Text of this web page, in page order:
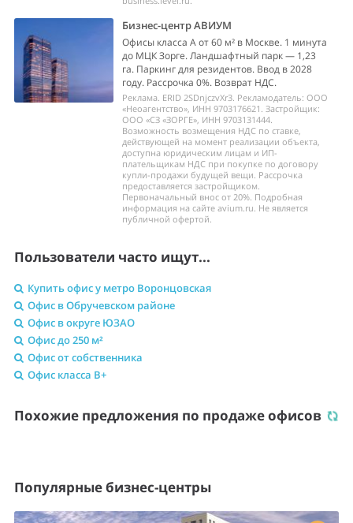
Бизнес-центр АВИУМ
Офисы класса А от 60 м² в Москве. 1 минута
до МЦК Зорге. Ландшафтный парк — 1,23
га. Паркинг для резидентов. Ввод в 2028
году. Рассрочка 0%. Возврат НДС.
Реклама. ERID 2SDnjczvXr3. Рекламодатель: ООО
«Неоагентство», ИНН 9703176621. Застройщик:
ООО «СЗ «ЗОРГЕ», ИНН 9703131444.
Возможность возмещения НДС по ставке,
действующей на момент реализации объекта,
доступна юридическим лицам и ИП-
плательщикам НДС при покупке по договору
купли-продажи будущей вещи. Рассрочка
предоставляется застройщиком.
Первоначальный внос от 20%. Подробная
информация на сайте avium.ru. Не является
публичной офертой.
Пользователи часто ищут...
Купить офис у метро Воронцовская
Офис в Обручевском районе
Офис в округе ЮЗАО
Офис до 250 м²
Офис от собственника
Офис класса B+
Похожие предложения по продаже офисов
Популярные бизнес-центры